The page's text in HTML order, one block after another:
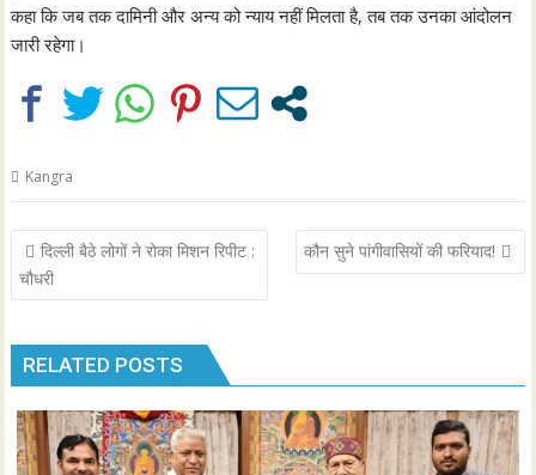
कहा कि जब तक दामिनी और अन्य को न्याय नहीं मिलता है, तब तक उनका आंदोलन
जारी रहेगा।
Kangra
Post
navigation
दिल्ली बैठे लोगों ने रोका मिशन रिपीट :
चौधरी
कौन सुने पांगीवासियों की फरियाद!
RELATED POSTS